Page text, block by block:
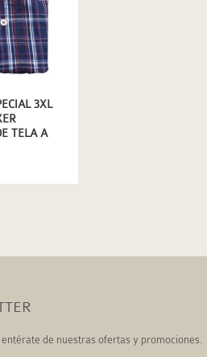
3XL
TELA A
AZUL
de nuestras ofertas y promociones.